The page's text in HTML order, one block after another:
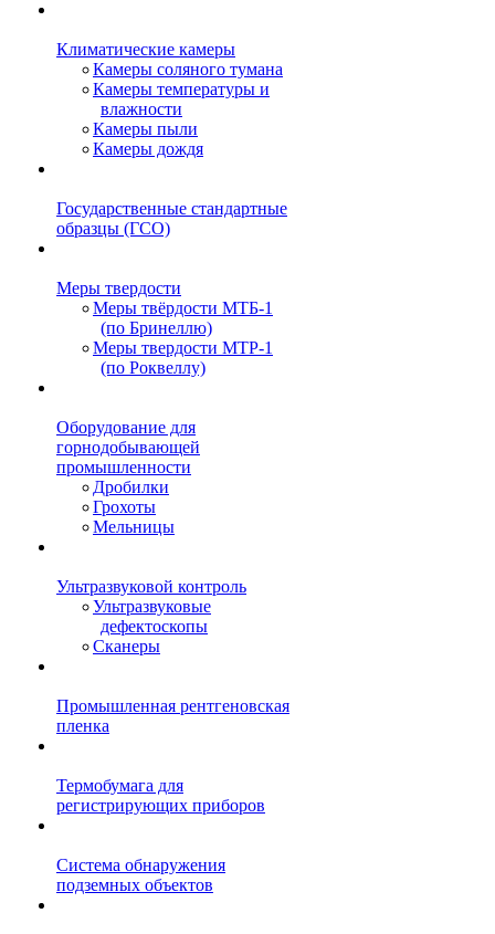
Климатические камеры
Камеры соляного тумана
Камеры температуры и
влажности
Камеры пыли
Камеры дождя
Государственные стандартные
образцы (ГСО)
Меры твердости
Меры твёрдости МТБ-1
(по Бринеллю)
Меры твердости МТР-1
(по Роквеллу)
Оборудование для
горнодобывающей
промышленности
Дробилки
Грохоты
Мельницы
Ультразвуковой контроль
Ультразвуковые
дефектоскопы
Сканеры
Промышленная рентгеновская
пленка
Термобумага для
регистрирующих приборов
Система обнаружения
подземных объектов